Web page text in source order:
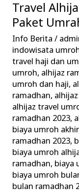
Travel
Paket
Info Berita /
indowisata
travel haji dan
umroh, alhijaz
umroh dan haji,
ramadhan,
alhijaz travel
ramadhan 2023,
biaya umroh
ramadhan 2023,
biaya umroh
ramadhan, biaya
biaya umroh
bulan ramadhan
Travel
Alhijaz
Indowisata
Tawarkan
Paket
Umrah
Ramadhan